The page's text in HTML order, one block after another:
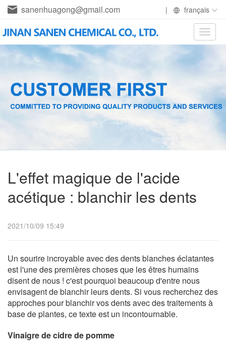
sanenhuagong@gmail.com | français
Toggle
L'effet magique de l'acide
acétique : blanchir les dents
2021/10/09 15:49
Un sourire incroyable avec des dents blanches éclatantes
est l'une des premières choses que les êtres humains
disent de nous ! c'est pourquoi beaucoup d'entre nous
envisagent de blanchir leurs dents. Si vous recherchez des
approches pour blanchir vos dents avec des traitements à
base de plantes, ce texte est un incontournable.
Vinaigre de cidre de pomme